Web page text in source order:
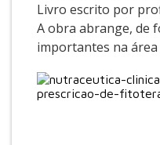
Livro escrito por
A obra abrange, de
importantes na